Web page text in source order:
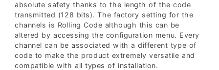
absolute safety thanks to the length of the code
transmitted (128 bits). The factory setting for the
channels is Rolling Code although this can be
altered by accessing the configuration menu. Every
channel can be associated with a different type of
code to make the product extremely versatile and
compatible with all types of installation.